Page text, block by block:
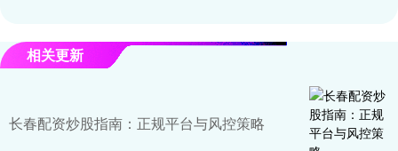
相关更新
长春配资炒股指南：正规平台与风控策略